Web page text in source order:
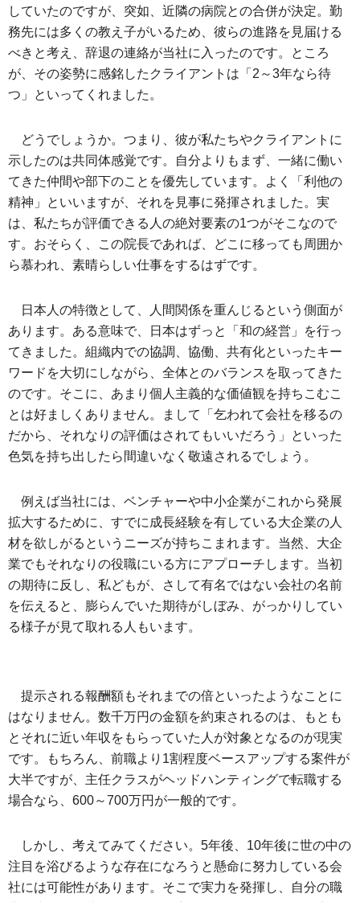
していたのですが、突如、近隣の病院との合併が決定。勤
務先には多くの教え子がいるため、彼らの進路を見届ける
べきと考え、辞退の連絡が当社に入ったのです。ところ
が、その姿勢に感銘したクライアントは「2～3年なら待
つ」といってくれました。
どうでしょうか。つまり、彼が私たちやクライアントに
示したのは共同体感覚です。自分よりもまず、一緒に働い
てきた仲間や部下のことを優先しています。よく「利他の
精神」といいますが、それを見事に発揮されました。実
は、私たちが評価できる人の絶対要素の1つがそこなので
す。おそらく、この院長であれば、どこに移っても周囲か
ら慕われ、素晴らしい仕事をするはずです。
日本人の特徴として、人間関係を重んじるという側面が
あります。ある意味で、日本はずっと「和の経営」を行っ
てきました。組織内での協調、協働、共有化といったキー
ワードを大切にしながら、全体とのバランスを取ってきた
のです。そこに、あまり個人主義的な価値観を持ちこむこ
とは好ましくありません。まして「乞われて会社を移るの
だから、それなりの評価はされてもいいだろう」といった
色気を持ち出したら間違いなく敬遠されるでしょう。
例えば当社には、ベンチャーや中小企業がこれから発展
拡大するために、すでに成長経験を有している大企業の人
材を欲しがるというニーズが持ちこまれます。当然、大企
業でもそれなりの役職にいる方にアプローチします。当初
の期待に反し、私どもが、さして有名ではない会社の名前
を伝えると、膨らんでいた期待がしぼみ、がっかりしてい
る様子が見て取れる人もいます。
提示される報酬額もそれまでの倍といったようなことに
はなりません。数千万円の金額を約束されるのは、もとも
とそれに近い年収をもらっていた人が対象となるのが現実
です。もちろん、前職より1割程度ベースアップする案件が
大半ですが、主任クラスがヘッドハンティングで転職する
場合なら、600～700万円が一般的です。
しかし、考えてみてください。5年後、10年後に世の中の
注目を浴びるような存在になろうと懸命に努力している会
社には可能性があります。そこで実力を発揮し、自分の職